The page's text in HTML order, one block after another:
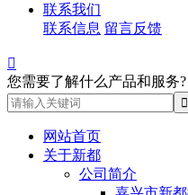
联系我们
联系信息 留言反馈

您需要了解什么产品和服务?
网站首页
关于新都
公司简介